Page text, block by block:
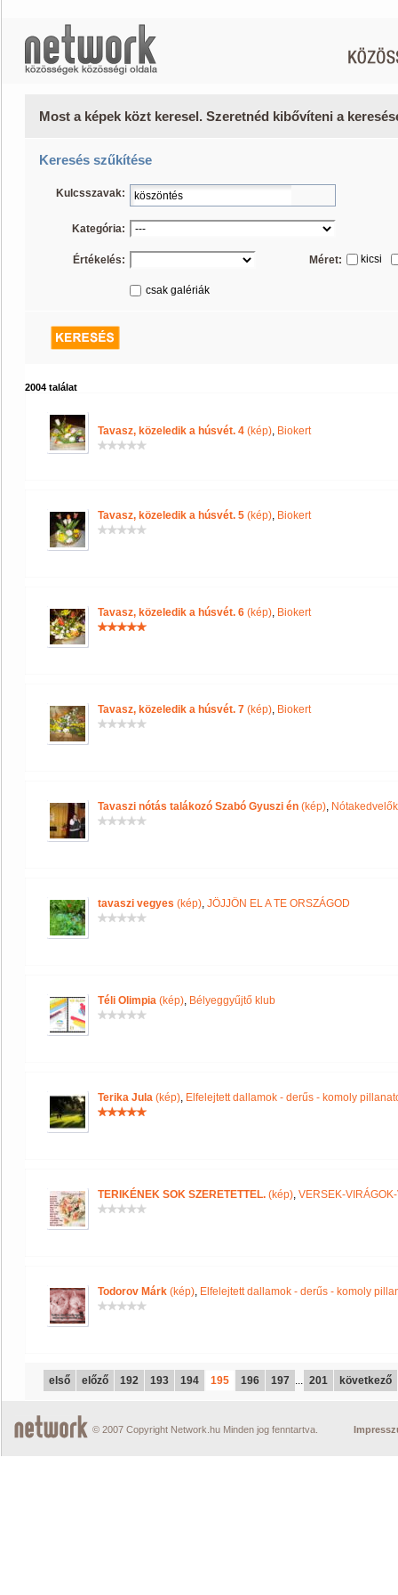
Most a képek közt keresel. Szeretnéd kibővíteni a
Keresés szűkítése
Kulcsszavak:
Kategória:
Értékelés: Méret: kicsi
csak galériák
2004 találat
Tavasz, közeledik a húsvét. 4 (kép), Biokert
Tavasz, közeledik a húsvét. 5 (kép), Biokert
Tavasz, közeledik a húsvét. 6 (kép), Biokert
Tavasz, közeledik a húsvét. 7 (kép), Biokert
Tavaszi nótás talákozó Szabó Gyuszi én (kép),
tavaszi vegyes (kép), JÖJJÖN EL A TE ORSZÁGOD
Téli Olimpia (kép), Bélyeggyűjtő klub
Terika Jula (kép), Elfelejtett dallamok - derűs - komoly
TERIKÉNEK SOK SZERETETTEL. (kép), VERSEK-
Todorov Márk (kép), Elfelejtett dallamok - derűs - komoly
első előző 192 193 194 195 196 197 ... 201 következő
© 2007 Copyright Network.hu Minden jog fenntartva.